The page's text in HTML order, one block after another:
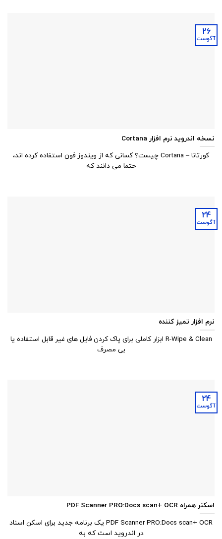
نسخه اندروید نرم افزار Cortana
کورتانا – Cortana چیست؟ کسانی که از ویندوز فون استفاده کرده اند،
حتما می دانند که
26
آگوست
نرم افزار تمیز کننده
R-Wipe & Clean ابزار کاملی برای پاک کردن فایل های غیر قابل استفاده یا
بی مصرف
24
آگوست
اسکنر همراه PDF Scanner PRO:Docs scan+ OCR
PDF Scanner PRO:Docs scan+ OCR یک برنامه جدید برای اسکن اسناد
در اندروید است که به
24
آگوست